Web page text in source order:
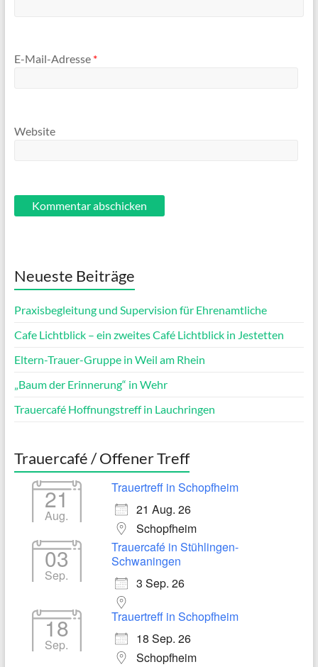
E-Mail-Adresse *
Website
Neueste Beiträge
Praxisbegleitung und Supervision für Ehrenamtliche
Cafe Lichtblick – ein zweites Café Lichtblick in Jestetten
Eltern-Trauer-Gruppe in Weil am Rhein
„Baum der Erinnerung“ in Wehr
Trauercafé Hoffnungstreff in Lauchringen
Trauercafé / Offener Treff
21
Aug.
Trauertreff in Schopfheim
21 Aug. 26
Schopfheim
03
Sep.
Trauercafé in Stühlingen-
Schwaningen
3 Sep. 26
18
Sep.
Trauertreff in Schopfheim
18 Sep. 26
Schopfheim